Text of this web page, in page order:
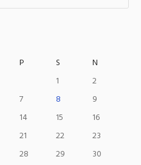
P S
N
1
2
7 8
9
14 15
16
21 22
23
28 29
30